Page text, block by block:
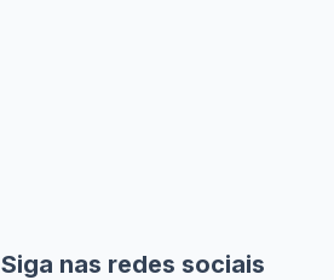
Siga nas redes sociais